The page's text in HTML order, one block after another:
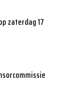
zaterdag 17